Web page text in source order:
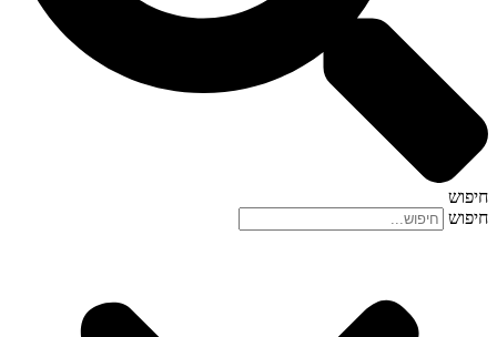
חיפוש
חיפוש